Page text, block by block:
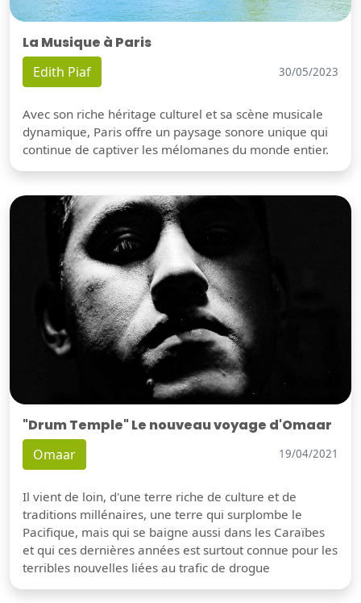
La Musique à Paris
Edith Piaf 30/05/2023
Avec son riche héritage culturel et sa scène musicale
dynamique, Paris offre un paysage sonore unique qui
continue de captiver les mélomanes du monde entier.
"Drum Temple" Le nouveau voyage d'Omaar
Omaar 19/04/2021
Il vient de loin, d'une terre riche de culture et de
traditions millénaires, une terre qui surplombe le
Pacifique, mais qui se baigne aussi dans les Caraïbes
et qui ces dernières années est surtout connue pour les
terribles nouvelles liées au trafic de drogue